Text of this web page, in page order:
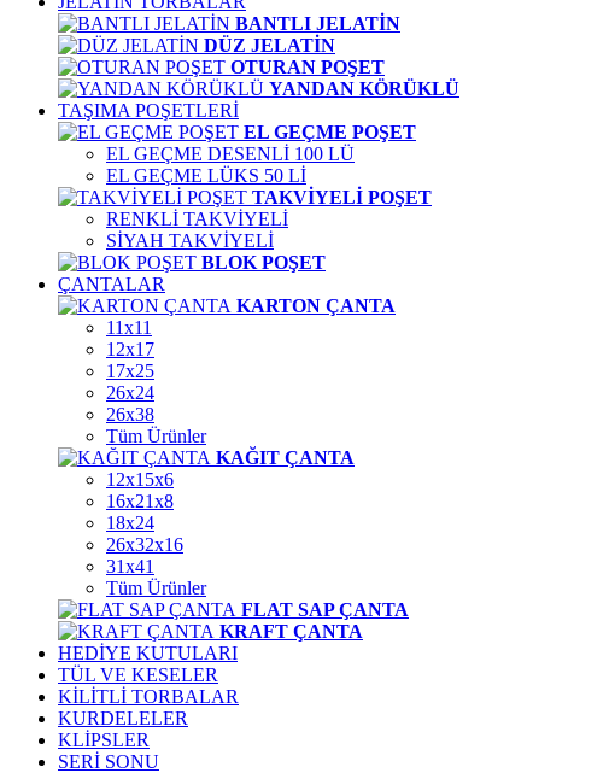
BANTLI JELATİN
DÜZ JELATİN
OTURAN POŞET
YANDAN KÖRÜKLÜ
TAŞIMA POŞETLERİ
EL GEÇME POŞET
EL GEÇME DESENLİ 100 LÜ
EL GEÇME LÜKS 50 Lİ
TAKVİYELİ POŞET
RENKLİ TAKVİYELİ
SİYAH TAKVİYELİ
BLOK POŞET
ÇANTALAR
KARTON ÇANTA
11x11
12x17
17x25
26x24
26x38
Tüm Ürünler
KAĞIT ÇANTA
12x15x6
16x21x8
18x24
26x32x16
31x41
Tüm Ürünler
FLAT SAP ÇANTA
KRAFT ÇANTA
HEDİYE KUTULARI
TÜL VE KESELER
KİLİTLİ TORBALAR
KURDELELER
KLİPSLER
SERİ SONU